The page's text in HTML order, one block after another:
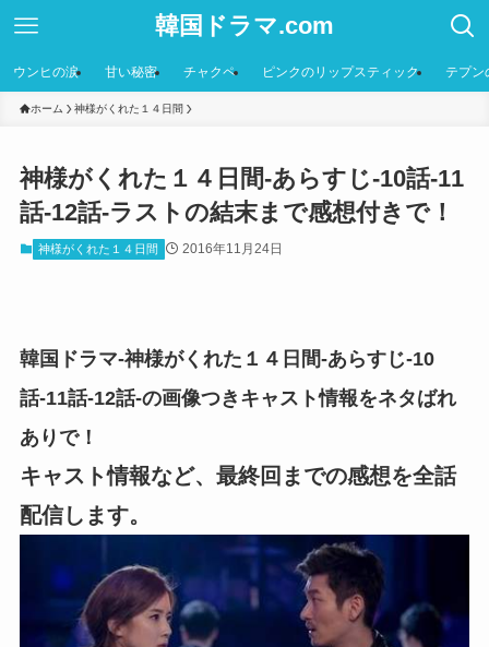
韓国ドラマ.com
ウンヒの涙 甘い秘密 チャクペ ピンクのリップスティック テプン
ホーム 神様がくれた１４日間
神様がくれた１４日間-あらすじ-10話-11
話-12話-ラストの結末まで感想付きで！
神様がくれた１４日間 2016年11月24日
韓国ドラマ-神様がくれた１４日間-あらすじ-10
話-11話-12話-の画像つきキャスト情報をネタばれ
ありで！
キャスト情報など、最終回までの感想を全話
配信します。